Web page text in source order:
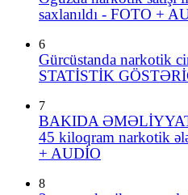
saxlanıldı - FOTO +
6
Gürcüstanda narkotik
STATİSTİK
7
BAKIDA ƏMƏLİYYAT:
45 kiloqram narkotik
+ AUDİO
8